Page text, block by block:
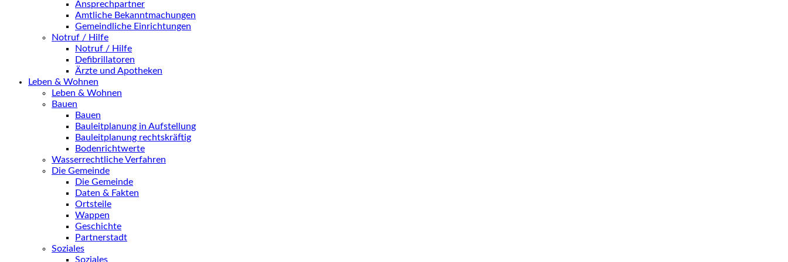
Ansprechpartner
Amtliche Bekanntmachungen
Gemeindliche Einrichtungen
Notruf / Hilfe
Notruf / Hilfe
Defibrillatoren
Ärzte und Apotheken
Leben & Wohnen
Leben & Wohnen
Bauen
Bauen
Bauleitplanung in Aufstellung
Bauleitplanung rechtskräftig
Bodenrichtwerte
Wasserrechtliche Verfahren
Die Gemeinde
Die Gemeinde
Daten & Fakten
Ortsteile
Wappen
Geschichte
Partnerstadt
Soziales
Soziales